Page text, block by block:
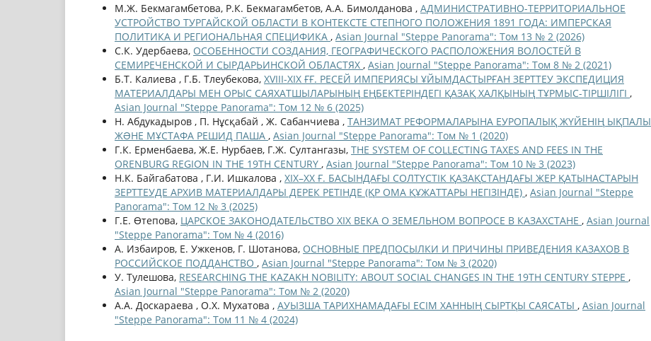
М.Ж. Бекмагамбетова, Р.К. Бекмагамбетов, А.А. Бимолданова , АДМИНИСТРАТИВНО-ТЕРРИТОРИАЛЬНОЕ
УСТРОЙСТВО ТУРГАЙСКОЙ ОБЛАСТИ В КОНТЕКСТЕ СТЕПНОГО ПОЛОЖЕНИЯ 1891 ГОДА: ИМПЕРСКАЯ
ПОЛИТИКА И РЕГИОНАЛЬНАЯ СПЕЦИФИКА , Asian Journal "Steppe Panorama": Том 13 № 2 (2026)
С.К. Удербаева, ОСОБЕННОСТИ СОЗДАНИЯ, ГЕОГРАФИЧЕСКОГО РАСПОЛОЖЕНИЯ ВОЛОСТЕЙ В
СЕМИРЕЧЕНСКОЙ И СЫРДАРЬИНСКОЙ ОБЛАСТЯХ , Asian Journal "Steppe Panorama": Том 8 № 2 (2021)
Б.Т. Калиева , Г.Б. Тлеубекова, ХVІІІ-ХІХ ҒҒ. РЕСЕЙ ИМПЕРИЯСЫ ҰЙЫМДАСТЫРҒАН ЗЕРТТЕУ ЭКСПЕДИЦИЯ
МАТЕРИАЛДАРЫ МЕН ОРЫС САЯХАТШЫЛАРЫНЫҢ ЕҢБЕКТЕРІНДЕГІ ҚАЗАҚ ХАЛҚЫНЫҢ ТҰРМЫС-ТІРШІЛІГІ ,
Asian Journal "Steppe Panorama": Том 12 № 6 (2025)
Н. Абдукадыров , П. Нұсқабай , Ж. Сабанчиева , ТАНЗИМАТ РЕФОРМАЛАРЫНА ЕУРОПАЛЫҚ ЖҮЙЕНІҢ ЫҚПАЛЫ
ЖƏНЕ МҰСТАФА РЕШИД ПАША , Asian Journal "Steppe Panorama": Том № 1 (2020)
Г.К. Ерменбаева, Ж.Е. Нурбаев, Г.Ж. Султангазы, THE SYSTEM OF COLLECTING TAXES AND FEES IN THE
ORENBURG REGION IN THE 19TH CENTURY , Asian Journal "Steppe Panorama": Том 10 № 3 (2023)
Н.К. Байгабатова , Г.И. Ишкалова , ХІХ–ХХ Ғ. БАСЫНДАҒЫ СОЛТҮСТІК ҚАЗАҚСТАНДАҒЫ ЖЕР ҚАТЫНАСТАРЫН
ЗЕРТТЕУДЕ АРХИВ МАТЕРИАЛДАРЫ ДЕРЕК РЕТІНДЕ (ҚР ОМА ҚҰЖАТТАРЫ НЕГІЗІНДЕ) , Asian Journal "Steppe
Panorama": Том 12 № 3 (2025)
Г.Е. Өтепова, ЦАРСКОЕ ЗАКОНОДАТЕЛЬСТВО XIX ВЕКА О ЗЕМЕЛЬНОМ ВОПРОСЕ В КАЗАХСТАНЕ , Asian Journal
"Steppe Panorama": Том № 4 (2016)
А. Избаиров, Е. Ужкенов, Г. Шотанова, ОСНОВНЫЕ ПРЕДПОСЫЛКИ И ПРИЧИНЫ ПРИВЕДЕНИЯ КАЗАХОВ В
РОССИЙСКОЕ ПОДДАНСТВО , Asian Journal "Steppe Panorama": Том № 3 (2020)
У. Тулешова, RESEARCHING THE KAZAKH NOBILITY: ABOUT SOCIAL CHANGES IN THE 19TH CENTURY STEPPE ,
Asian Journal "Steppe Panorama": Том № 2 (2020)
А.А. Доскараева , О.Х. Мухатова , АУЫЗША ТАРИХНАМАДАҒЫ ЕСІМ ХАННЫҢ СЫРТҚЫ САЯСАТЫ , Asian Journal
"Steppe Panorama": Том 11 № 4 (2024)